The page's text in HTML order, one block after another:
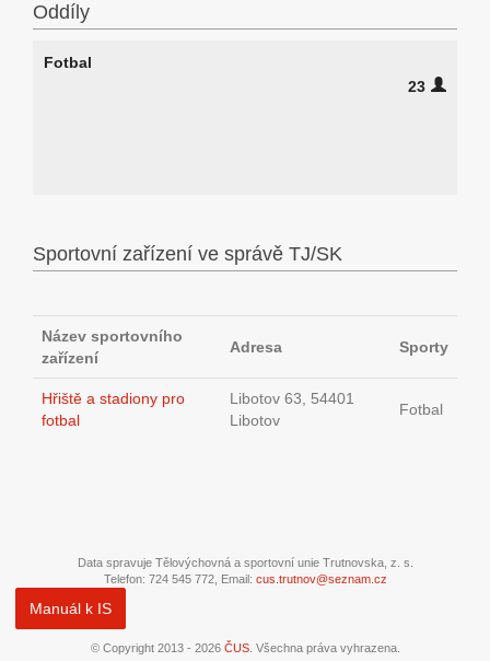
Oddíly
Fotbal
23
Sportovní zařízení ve správě TJ/SK
Název sportovního
zařízení
Adresa Sporty
Hřiště a stadiony pro
fotbal
Libotov 63, 54401
Libotov
Fotbal
Data spravuje Tělovýchovná a sportovní unie Trutnovska, z. s.
Telefon: 724 545 772, Email: cus.trutnov@seznam.cz
Manuál k IS
© Copyright 2013 - 2026 ČUS. Všechna práva vyhrazena.